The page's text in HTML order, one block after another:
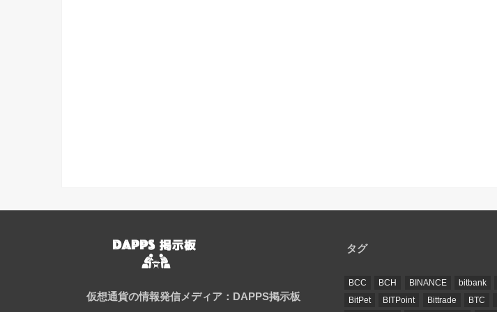
仮想通貨の情報発信メディア：DAPPS掲示板
タグ
BCC BCH BINANCE bitbank
BitPet
BITPoint Bittrade BTC